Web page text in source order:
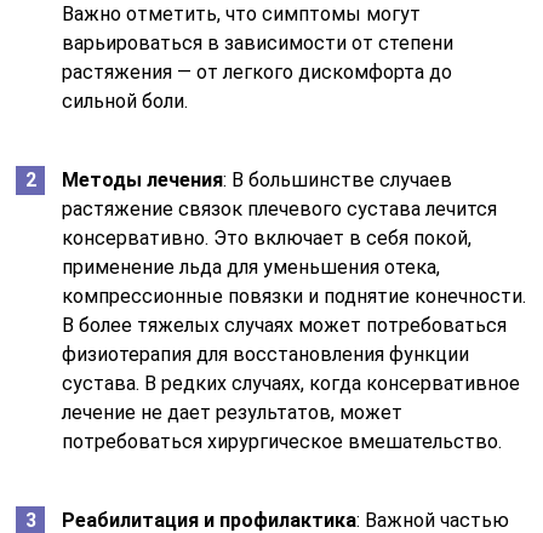
Важно отметить, что симптомы могут
варьироваться в зависимости от степени
растяжения — от легкого дискомфорта до
сильной боли.
Методы лечения: В большинстве случаев
растяжение связок плечевого сустава лечится
консервативно. Это включает в себя покой,
применение льда для уменьшения отека,
компрессионные повязки и поднятие конечности.
В более тяжелых случаях может потребоваться
физиотерапия для восстановления функции
сустава. В редких случаях, когда консервативное
лечение не дает результатов, может
потребоваться хирургическое вмешательство.
Реабилитация и профилактика: Важной частью